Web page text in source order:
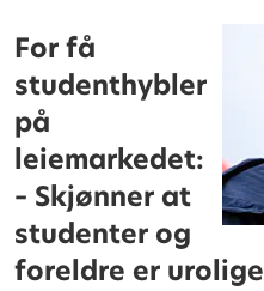
For få
studenthybler
på
leiemarkedet:
– Skjønner at
studenter og
foreldre er urolige